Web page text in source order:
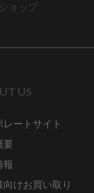
ョップ
US
レートサイト
要
報
向けお買い取り